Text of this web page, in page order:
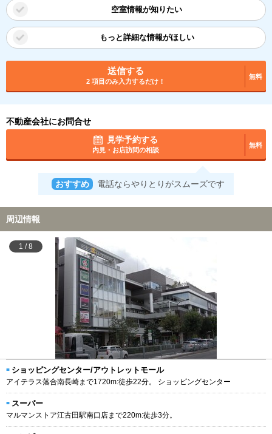
空室情報が知りたい
もっと詳細な情報がほしい
送信する
2 項目のみ入力するだけ！
無料
不動産会社にお問合せ
見学予約する
内見・お店訪問の相談
無料
おすすめ 電話ならやりとりがスムーズです
周辺情報
1 /8
ショッピングセンター/アウトレットモール
アイテラス落合南長崎まで1720m:徒歩22分。 ショッピングセンター
スーパー
マルマンストア江古田駅南口店まで220m:徒歩3分。